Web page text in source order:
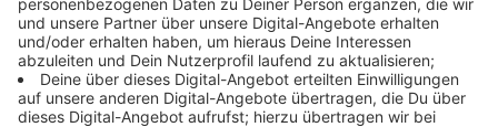
Somnium
Ihr idyllisches Refugium in Ehrenhausen
(Sponsored Content)